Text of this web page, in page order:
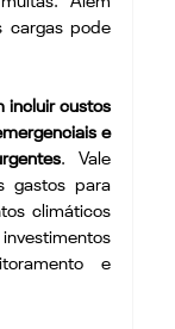
cargas pode
incluir custos
e
. Vale
gastos para
climáticos
e